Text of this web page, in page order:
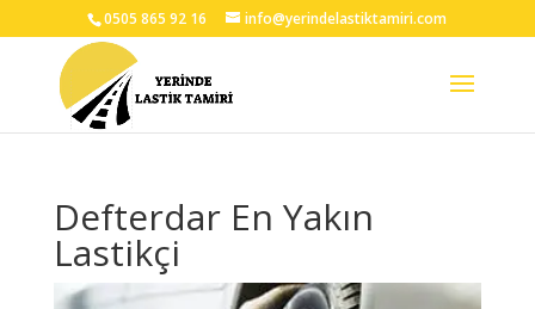
0505 865 92 16 info@yerindelastiktamiri.com
Defterdar En Yakın
Lastikçi